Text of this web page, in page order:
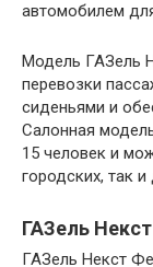
автомобилем
Модель ГАЗель
перевозки
сиденьями и
Салонная
15 человек и
городских, так
ГАЗель
ГАЗель Некст